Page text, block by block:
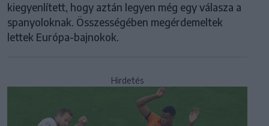
kiegyenlített, hogy aztán legyen még egy válasza a
spanyoloknak. Összességében megérdemeltek
lettek Európa-bajnokok.
Hirdetés